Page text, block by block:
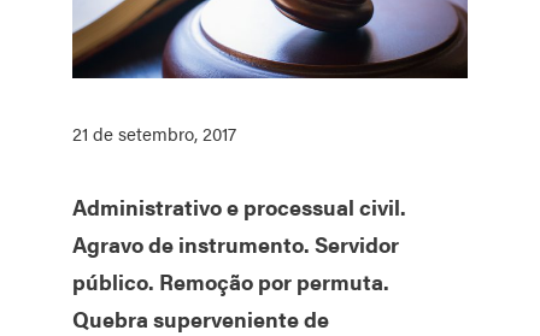
21 de setembro, 2017
Administrativo e processual civil.
Agravo de instrumento. Servidor
público. Remoção por permuta.
Quebra superveniente de